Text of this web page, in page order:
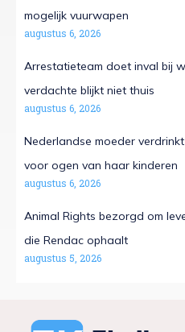
mogelijk vuurwapen
augustus 6, 2026
Arrestatieteam doet inval bij
verdachte blijkt niet thuis
augustus 6, 2026
Nederlandse moeder
voor ogen van haar kinderen
augustus 6, 2026
Animal Rights bezorgd om
die Rendac ophaalt
augustus 5, 2026